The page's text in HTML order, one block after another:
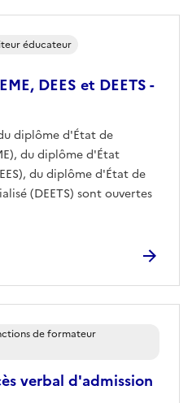
DEES et DEETS -
diplôme d'État de
du diplôme d'État
du diplôme d'État de
(DEETS) sont ouvertes
éducateur
verbal d'admission
de formateur